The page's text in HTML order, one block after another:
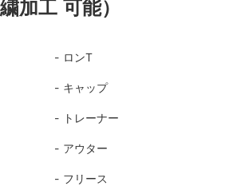
加工 可能）
ロンT
キャップ
トレーナー
アウター
フリース